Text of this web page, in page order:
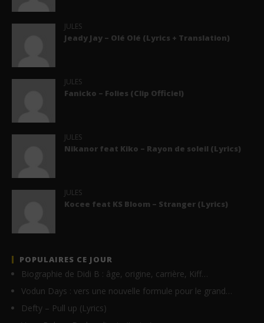
JULES
Jeady Jay – Olé Olé (Lyrics + Translation)
JULES
Fanicko – Folies (Clip Officiel)
JULES
Nikanor feat Kiko – Rayon de soleil (Lyrics)
JULES
Kocee feat KS Bloom – Stranger (Lyrics)
POPULAIRES CE JOUR
Biographie de Didi B : âge, origine, carrière, Kiff…
Vodun Days : vers une nouvelle formule pour le grand…
Defty – Pull up (Lyrics)